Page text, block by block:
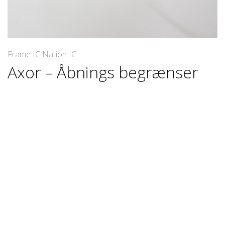
Frame IC Nation IC
Axor – Åbnings begrænser